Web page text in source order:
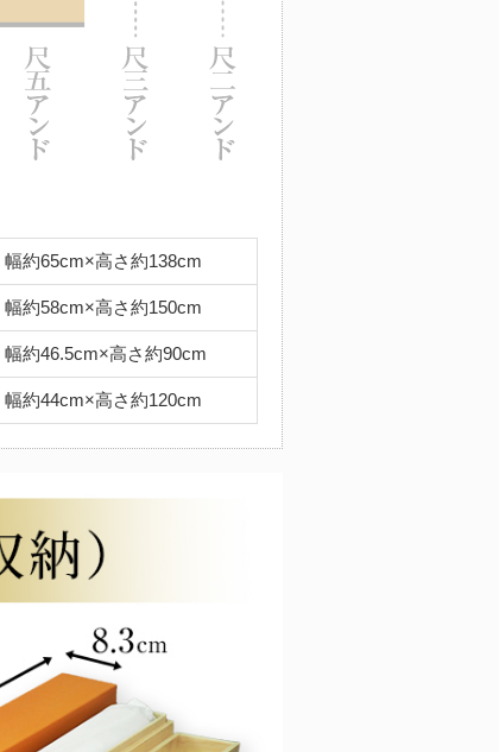
幅約65cm×高さ約138cm
幅約58cm×高さ約150cm
幅約46.5cm×高さ約90cm
幅約44cm×高さ約120cm